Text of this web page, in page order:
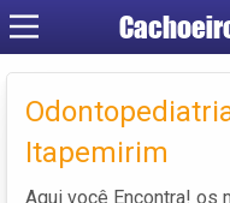
Itapemirim
Aqui você Encontra! os